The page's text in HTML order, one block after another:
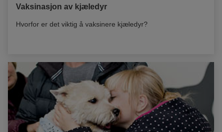
Vaksinasjon av kjæledyr
Hvorfor er det viktig å vaksinere kjæledyr?